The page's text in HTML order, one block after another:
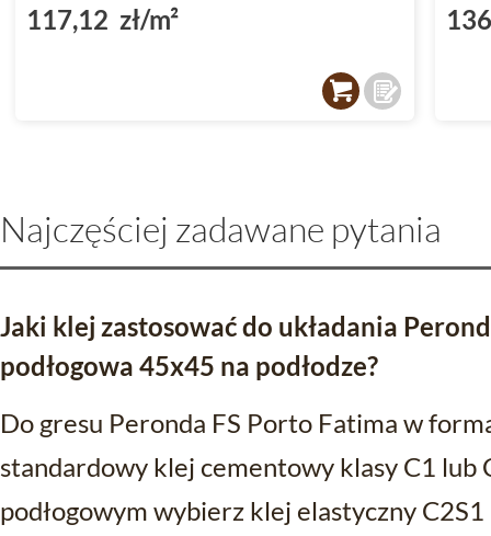
117,12 zł/m²
Najczęściej zadawane pytania
Jaki klej zastosować do układania
podłogowa 45x45 na podłodze?
Do gresu Peronda FS Porto Fatima w
standardowy klej cementowy klasy C1 lub
podłogowym wybierz klej elastyczny